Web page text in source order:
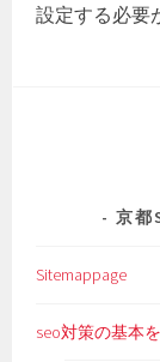
設定する必要
京都
Sitemappage
seo対策の基本